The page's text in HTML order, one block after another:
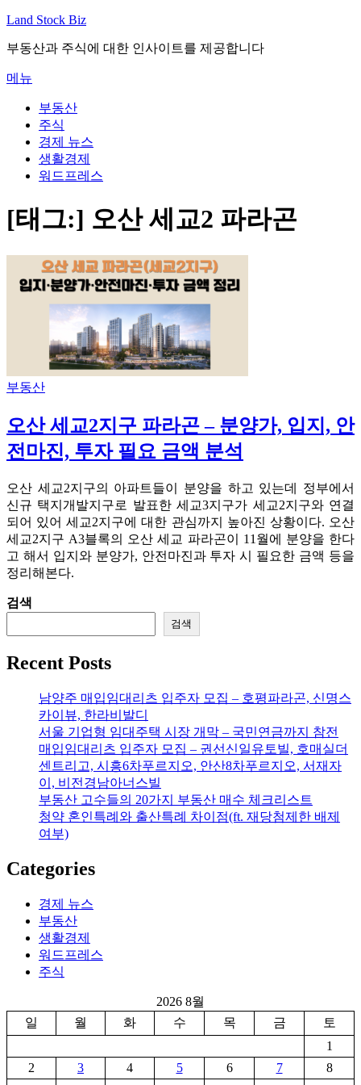
내
으
로
바
Land Stock Biz
부동산과 주식에 대한 인사이트를 제공합니다
메뉴
부동산
주식
경제 뉴스
생활경제
워드프레스
[태그:] 오산 세교2 파라곤
부동산
오산 세교2지구 파라곤 – 분양가, 입지, 안
전마진, 투자 필요 금액 분석
오산 세교2지구의 아파트들이 분양을 하고 있는데 정부에서
신규 택지개발지구로 발표한 세교3지구가 세교2지구와 연결
되어 있어 세교2지구에 대한 관심까지 높아진 상황이다. 오산
세교2지구 A3블록의 오산 세교 파라곤이 11월에 분양을 한다
고 해서 입지와 분양가, 안전마진과 투자 시 필요한 금액 등을
정리해본다.
검색
검색
Recent Posts
남양주 매입임대리츠 입주자 모집 – 호평파라곤, 신명스
카이뷰, 한라비발디
서울 기업형 임대주택 시장 개막 – 국민연금까지 참전
매입임대리츠 입주자 모집 – 권선신일유토빌, 호매실더
센트리고, 시흥6차푸르지오, 안산8차푸르지오, 서재자
이, 비전경남아너스빌
부동산 고수들의 20가지 부동산 매수 체크리스트
청약 혼인특례와 출산특례 차이점(ft. 재당첨제한 배제
여부)
Categories
경제 뉴스
부동산
생활경제
워드프레스
주식
2026 8월
일
월 화 수 목 금
토
1
2
3 4 5 6 7
8